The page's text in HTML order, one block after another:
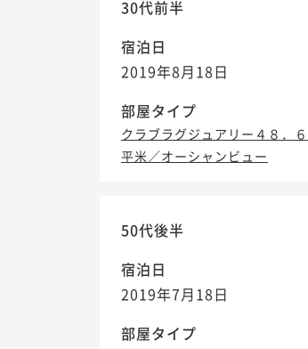
30代前半
宿泊日
2019年8月18日
部屋タイプ
クラブラグジュアリー４８．６
平米／オーシャンビュー
50代後半
宿泊日
2019年7月18日
部屋タイプ